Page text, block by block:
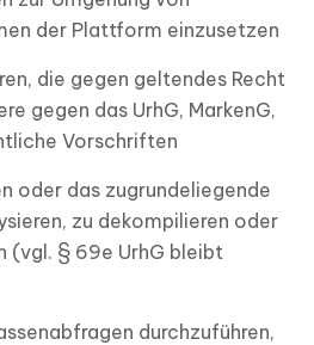
der Plattform einzusetzen
die gegen geltendes Recht
gegen das UrhG, MarkenG,
Vorschriften
das zugrundeliegende
zu dekompilieren oder
(vgl. § 69e UrhG bleibt
durchzuführen,